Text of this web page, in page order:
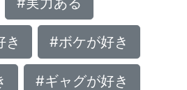
き #ボケが好き
#ギャグが好き